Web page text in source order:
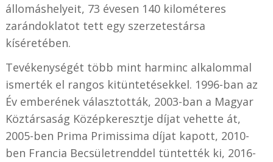
állomáshelyeit, 73 évesen 140 kilométeres
zarándoklatot tett egy szerzetestársa
kíséretében.
Tevékenységét több mint harminc alkalommal
ismerték el rangos kitüntetésekkel. 1996-ban az
Év emberének választották, 2003-ban a Magyar
Köztársaság Középkeresztje díjat vehette át,
2005-ben Prima Primissima díjat kapott, 2010-
ben Francia Becsületrenddel tüntették ki, 2016-